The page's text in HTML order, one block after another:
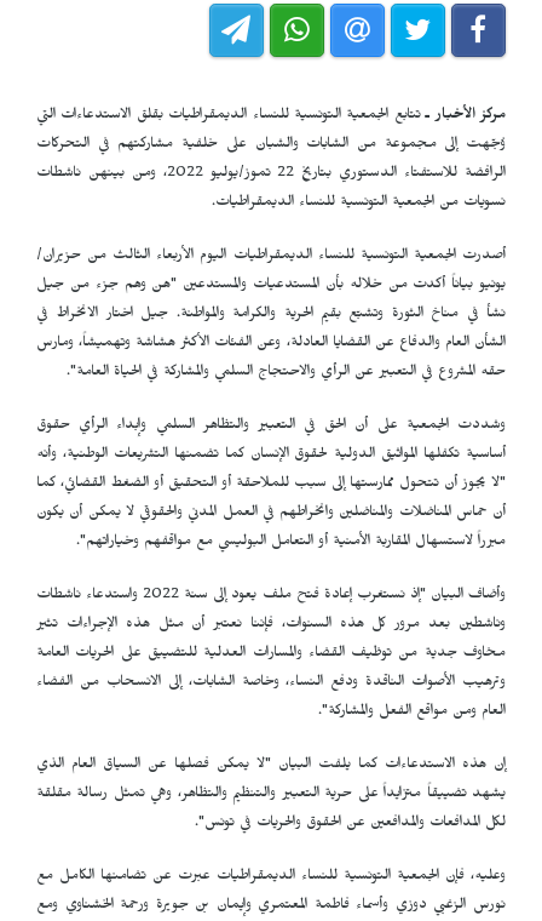
مركز الأخبار ـتتابع الجمعية التونسية للنساء الديمقراطيات بقلق الاستدعاءات التي
وُجّهت إلى مجموعة من الشابات والشبان على خلفية مشاركتهم في التحركات
الرافضة للاستفتاء الدستوري بتاريخ 22 تموز/يوليو 2022، ومن بينهن ناشطات
نسويات من الجمعية التونسية للنساء الديمقراطيات.
أصدرت الجمعية التونسية للنساء الديمقراطيات اليوم الأربعاء الثالث من حزيران/
يونيو بياناً أكدت من خلاله بأن المستدعيات والمستدعين "هن وهم جزء من جيل
نشأ في مناخ الثورة وتشبّع بقيم الحرية والكرامة والمواطنة. جيل اختار الانخراط في
الشأن العام والدفاع عن القضايا العادلة، وعن الفئات الأكثر هشاشة وتهميشاً، ومارس
حقه المشروع في التعبير عن الرأي والاحتجاج السلمي والمشاركة في الحياة العامة".
وشددت الجمعية على أن الحق في التعبير والتظاهر السلمي وإبداء الرأي حقوق
أساسية تكفلها المواثيق الدولية لحقوق الإنسان كما تضمنها التشريعات الوطنية، وأنه
"لا يجوز أن تتحول ممارستها إلى سبب للملاحقة أو التحقيق أو الضغط القضائي، كما
أن حماس المناضلات والمناضلين وانخراطهم في العمل المدني والحقوقي لا يمكن أن يكون
مبرراً لاستسهال المقاربة الأمنية أو التعامل البوليسي مع مواقفهم وخياراتهم".
وأضاف البيان "إذ نستغرب إعادة فتح ملف يعود إلى سنة 2022 واستدعاء ناشطات
وناشطين بعد مرور كل هذه السنوات، فإننا نعتبر أن مثل هذه الإجراءات تثير
مخاوف جدية من توظيف القضاء والمسارات العدلية للتضييق على الحريات العامة
وترهيب الأصوات الناقدة ودفع النساء، وخاصة الشابات، إلى الانسحاب من الفضاء
العام ومن مواقع الفعل والمشاركة".
إن هذه الاستدعاءات كما يلفت البيان "لا يمكن فصلها عن السياق العام الذي
يشهد تضييقاً متزايداً على حرية التعبير والتنظيم والتظاهر، وهي تمثل رسالة مقلقة
لكل المدافعات والمدافعين عن الحقوق والحريات في تونس".
وعليه، فإن الجمعية التونسية للنساء الديمقراطيات عبرت عن تضامنها الكامل مع
نورس الزغبي دوزي وأسماء فاطمة المعتمري وإيمان بن جويرة ورحمة الخشناوي ومع